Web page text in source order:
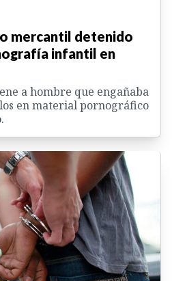
mercantil detenido
infantil en
a hombre que engañaba
en material pornográfico